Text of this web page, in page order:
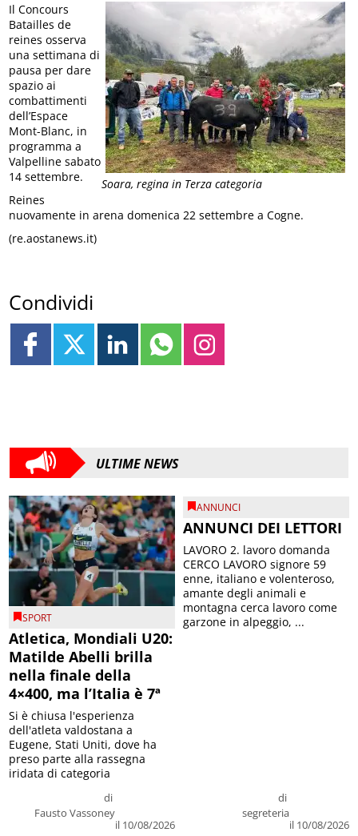
Soara, regina in Terza categoria
Il Concours
Batailles de
reines osserva
una settimana di
pausa per dare
spazio ai
combattimenti
dell’Espace
Mont-Blanc, in
programma a
Valpelline sabato
14 settembre.
Reines
nuovamente in arena domenica 22 settembre a Cogne.
(re.aostanews.it)
Condividi
ULTIME NEWS
SPORT
Atletica, Mondiali U20:
Matilde Abelli brilla
nella finale della
4×400, ma l’Italia è 7ª
di
Fausto Vassoney
il 10/08/2026
Si è chiusa l'esperienza
dell'atleta valdostana a
Eugene, Stati Uniti, dove ha
preso parte alla rassegna
iridata di categoria
ANNUNCI
ANNUNCI DEI LETTORI
di
segreteria
il 10/08/2026
LAVORO 2. lavoro domanda
CERCO LAVORO signore 59
enne, italiano e volenteroso,
amante degli animali e
montagna cerca lavoro come
garzone in alpeggio, ...